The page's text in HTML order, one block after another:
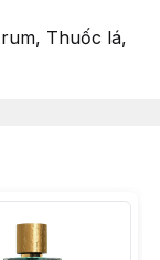
Thuốc lá,
Hương Thơm
Hương Da